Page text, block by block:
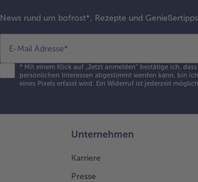
News rund um bofrost*, Rezepte und
E-Mail Adresse*
*Mit einem Klick auf „Jetzt anmelden" bestätige ich,
persönlichen Interessen abgestimmt werden kann, bin
eines Pixels erfasst wird. Ein Widerruf ist jederzeit möglich.
Unternehmen
Karriere
Presse